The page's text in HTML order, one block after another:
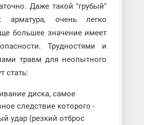
Даже такой "грубый"
арматура, очень легко
большее значение имеет
Трудностями и
травм для неопытного
стать:
диска, самое
следствие которого -
удар (резкий отброс